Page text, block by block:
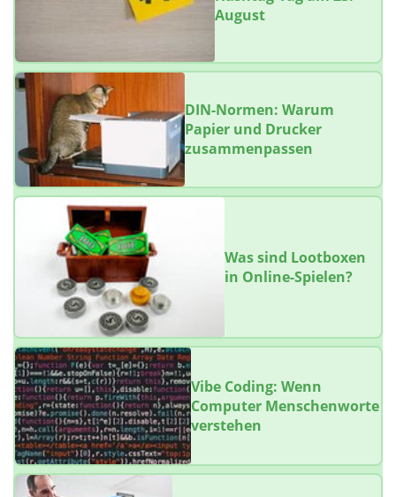
August
DIN-Normen: Warum
Papier und Drucker
zusammenpassen
Was sind Lootboxen
in Online-Spielen?
Vibe Coding: Wenn
Computer Menschenworte
verstehen